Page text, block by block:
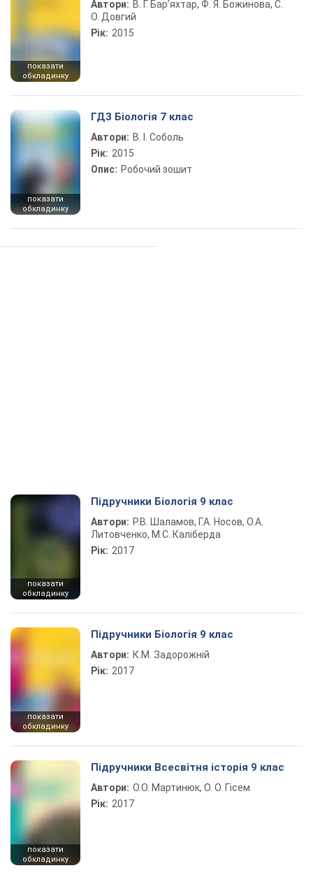
показати
обкладинку
Автори: В. Г. Бар’яхтар, Ф. Я. Божинова, С.
О. Довгий
Рік: 2015
показати
обкладинку
ГДЗ Біологія 7 клас
Автори: В. І. Соболь
Рік: 2015
Опис: Робочий зошит
показати
обкладинку
Підручники Біологія 9 клас
Автори: Р.В. Шаламов, Г.А. Носов, О.А.
Литовченко, М.С. Каліберда
Рік: 2017
показати
обкладинку
Підручники Біологія 9 клас
Автори: К.М. Задорожній
Рік: 2017
показати
обкладинку
Підручники Всесвітня історія 9 клас
Автори: О.О. Мартинюк, О. О. Гісем
Рік: 2017